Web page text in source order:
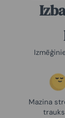
Mazina